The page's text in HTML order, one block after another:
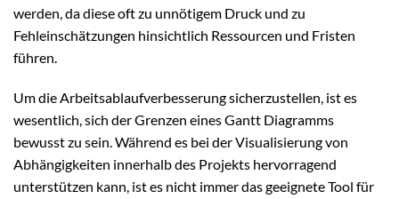
werden, da diese oft zu unnötigem Druck und zu
Fehleinschätzungen hinsichtlich Ressourcen und Fristen
führen.
Um die Arbeitsablaufverbesserung sicherzustellen, ist es
wesentlich, sich der Grenzen eines Gantt Diagramms
bewusst zu sein. Während es bei der Visualisierung von
Abhängigkeiten innerhalb des Projekts hervorragend
unterstützen kann, ist es nicht immer das geeignete Tool für